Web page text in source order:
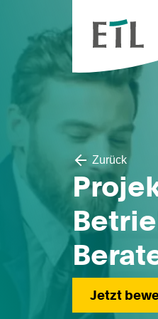
Zurück
Jetzt